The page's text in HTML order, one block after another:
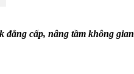
đẳng cấp, nâng tầm không gian